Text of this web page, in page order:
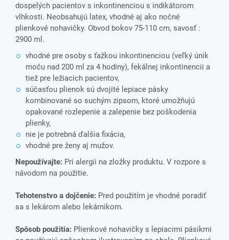
dospelých pacientov s inkontinenciou s indikátorom
vlhkosti. Neobsahujú latex, vhodné aj ako nočné
plienkové nohavičky. Obvod bokov 75-110 cm, savosť :
2900 ml.
vhodné pre osoby s ťažkou inkontinenciou (veľký únik
moču nad 200 ml za 4 hodiny), fekálnej inkontinencii a
tiež pre ležiacich pacientov,
súčasťou plienok sú dvojité lepiace pásky
kombinované so suchým zipsom, ktoré umožňujú
opakované rozlepenie a zalepenie bez poškodenia
plienky,
nie je potrebná ďalšia fixácia,
vhodné pre ženy aj mužov.
Nepoužívajte: Pri alergii na zložky produktu. V rozpore s
návodom na použitie.
Tehotenstvo a dojčenie: Pred použitím je vhodné poradiť
sa s lekárom alebo lekárnikom.
Spôsob použitia: Plienkové nohavičky s lepiacimi pásikmi